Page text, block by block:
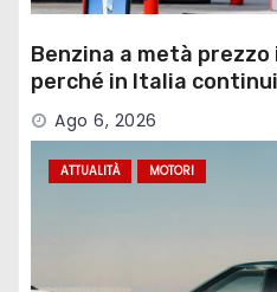
Benzina a metà prezzo
perché in Italia
doppio
Ago 6, 2026
ATTUALITÀ MOTORI